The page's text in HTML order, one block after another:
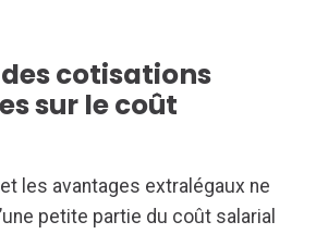
cotisations
sur le coût
les avantages extralégaux ne
petite partie du coût salarial